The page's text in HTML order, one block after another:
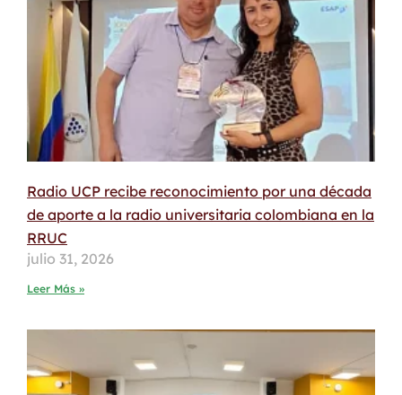
Radio UCP recibe reconocimiento por una década
de aporte a la radio universitaria colombiana en la
RRUC
julio 31, 2026
Leer Más »